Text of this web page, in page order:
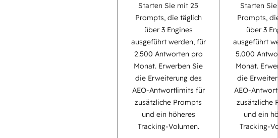
Starten Sie mit 25
Prompts, die täglich
über 3 Engines
ausgeführt werden, für
2.500 Antworten pro
Monat. Erwerben Sie
die Erweiterung des
AEO-Antwortlimits für
zusätzliche Prompts
und ein höheres
Tracking-Volumen.
Starten
Prompts,
über 3
ausgeführt
5.000
Monat.
die
AEO-
zusätzliche
und ein
Tracking-